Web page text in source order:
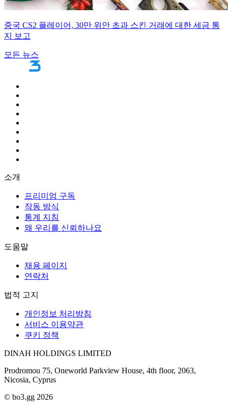
중국 CS2 플레이어, 30만 위안 초과 스킨 거래에 대한 세금 통
지 보고
모든 뉴스
소개
프리미엄 구독
작동 방식
통계 지침
왜 우리를 신뢰하나요
도움말
채용 페이지
연락처
법적 고지
개인정보 처리방침
서비스 이용약관
쿠키 정책
DINAH HOLDINGS LIMITED
Prodromou 75, Oneworld Parkview House, 4th floor, 2063,
Nicosia, Cyprus
© bo3.gg 2026